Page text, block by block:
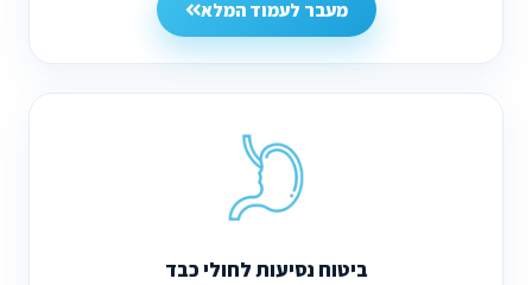
מעבר לעמוד המלא
ביטוח נסיעות לחולי כבד